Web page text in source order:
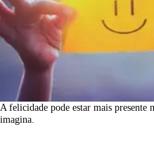
A felicidade pode estar mais presente
imagina.